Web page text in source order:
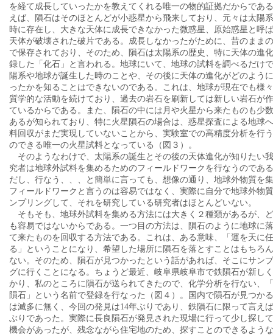
を経て成長していったかを教えてくれる唯一の物的証拠だからであ
えば、隕石はそのほとんどが小惑星から飛来しており、元々は太陽
時に存在し、大きな天体に成長できなかった微惑星、原始惑星と呼
天体が破壊された破片である。成長しなかったがために、昔のまま
で保存されており、そのため、隕石は太陽系の歴史、特に天体の進
録した「化石」と言われる。地球にいて、地球の試料を調べるだけ
陽系や地球が誕生した時のことや、その後に天体の進化がどのよう
ったかを知ることはできないのである。これは、地球が現在でも様
質学的な活動を続けており、過去の岩石を刷新しては新しい岩石が
ているからである。また、隕石の中には月や火星から来たものも少
あるが知られており、特に火星隕石の場合は、惑星探査による地球
料回収がまだ実現していないことから、実験室での高精度分析を行
のできる唯一の火星試料となっている（図３）。
そのようなわけで、太陽系の誕生とその後の天体進化が知りたい
究者は地球外試料を集めるためのフィールドワークを行なうのであ
だし、行なう、、、と簡単に言っても、想像の通り、地球外物質を
フィールドワークと言うのは容易ではなく、実際に自分で地球外物
ンプリングして、それを研究している研究者はほとんどいない。
そもそも、地球外試料を集める方法には大きく２種類があるが、
も容易ではないからである。一つ目の方法は、隕石のように地球に
て来たものを回収する方法である。これは、ある意味、「運を天に
る」ということになり、希望した場所に隕石を落とすことはもちろ
ない。そのため、隕石が見つかったという話があれば、そこにサン
グに行くことになる。ちょうど最近、岐阜県岐阜市で鉄隕石が新し
かり、私のところに隕石が送られてきたので、化学分析を行ない、
隕石」という名前で登録を行なった（図４）。国内で隕石が見つか
は滅多に無く、今回の発見は14年ぶりであり、鉄隕石に限って言え
ぶりであった。実際に長良隕石が発見された現場に行って少し探し
機会があったが、残念ながら住宅地のため、探すことのできるよう